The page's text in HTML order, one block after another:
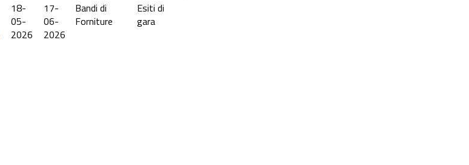
18-
05-
2026
17-
06-
2026
Bandi di
Forniture
Esiti di
gara